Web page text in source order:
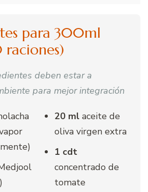
para 300ml
raciones)
deben estar a
para mejor integración
20 ml aceite de
oliva virgen extra
1 cdt
concentrado de
tomate